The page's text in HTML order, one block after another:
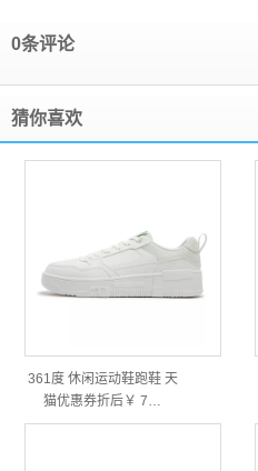
0条评论
猜你喜欢
361度 休闲运动鞋跑鞋 天
猫优惠券折后￥ 7…